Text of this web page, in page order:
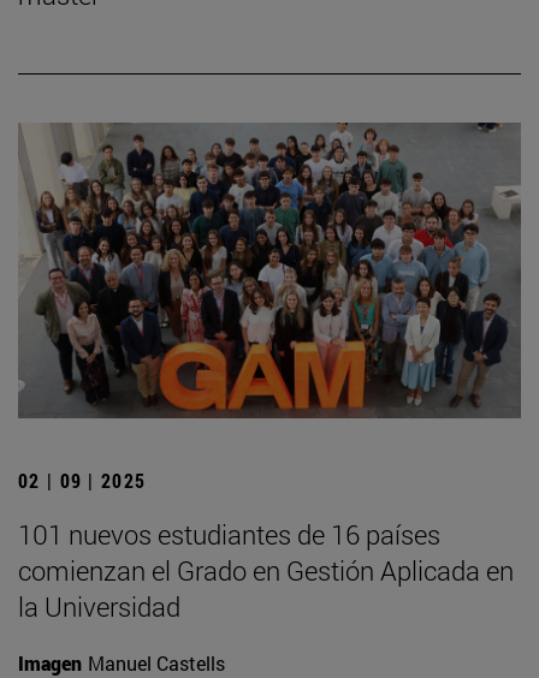
02 | 09 | 2025
101 nuevos estudiantes de 16 países
comienzan el Grado en Gestión Aplicada en
la Universidad
Imagen Manuel Castells